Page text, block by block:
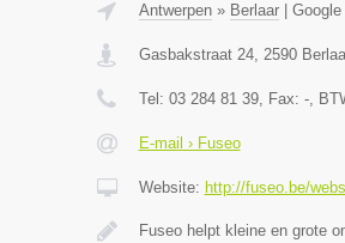
Antwerpen» Berlaar|
Gasbakstraat 24, 2590
Tel: 03 284 81 39, Fax: -,
E-mail › Fuseo
Website: http://fuseo.be/
Fuseo helpt kleine en grote